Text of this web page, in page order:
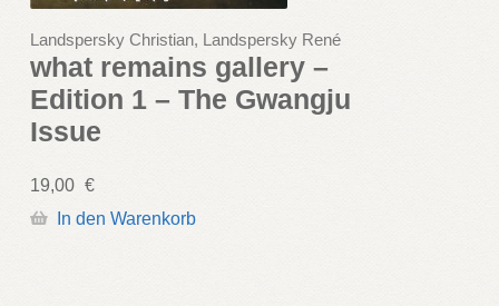
Landspersky Christian, Landspersky René
what remains gallery –
Edition 1 – The Gwangju
Issue
19,00 €
In den Warenkorb